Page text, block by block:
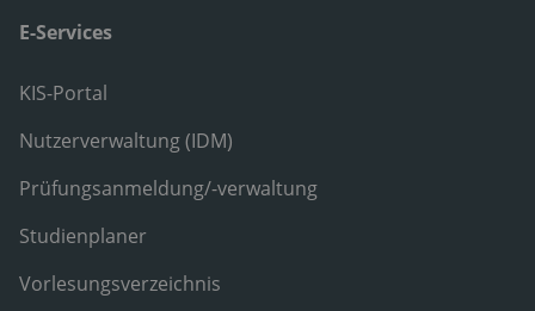
E-Services
KIS-Portal
Nutzerverwaltung (IDM)
Prüfungsanmeldung/-verwaltung
Studienplaner
Vorlesungsverzeichnis